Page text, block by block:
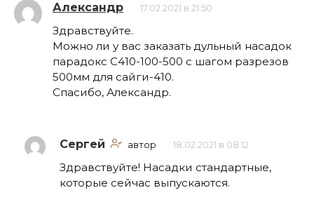
Александр 17.02.2021 в 21:50
Здравствуйте.
Можно ли у вас заказать дульный насадок
парадокс С410-100-500 с шагом разрезов
500мм для сайги-410.
Спасибо, Александр.
Сергей автор 18.02.2021 в 08:12
Здравствуйте! Насадки стандартные,
которые сейчас выпускаются.